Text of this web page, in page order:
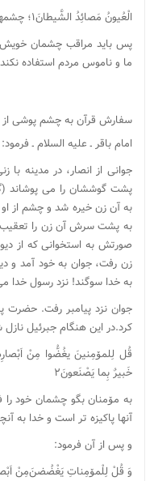
الْعُیونُ مَصائِدُ الشَّیطانَ۱؛ چشمها، کیمن گاه های شیطان است.
پس باید مراقب چشمان خویش
ما و ناموس مردم استفاده
سفارش قرآن به چشم پوشی از
امام باقر ـ علیه السلام ـ فرمود:
جوانی از انصار، در مدینه با
پشت گوششان را می پوشاند
به آن زن خیره شد و چشم از او
به پشت سرش آن زن را تعقیب
صورتش به استخوانی که از
زن رفت، جوان به خود آمد و
به خدا سوگند! نزد رسول خدا
جوان نزد پیامبر رفت. حضرت
کرد.در این هنگام جبرئیل نازل
قُل لِلمۆمِنینَ یغُضُّوا مِنْ
خَبیرٌ بِما یَصْنَعونَ۲
به مۆمنان بگو چشمان خود را
آنها پاکیزه تر است و خدا به
و پس از آن فرمود:
وَ قُلْ لِلْمۆمِناتِ یَغْضُضنَ‌مِنْ